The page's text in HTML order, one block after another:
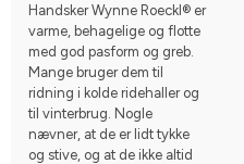
Handsker Wynne Roeckl® er
varme, behagelige og flotte
med god pasform og greb.
Mange bruger dem til
ridning i kolde ridehaller og
til vinterbrug. Nogle
nævner, at de er lidt tykke
og stive, og at de ikke altid